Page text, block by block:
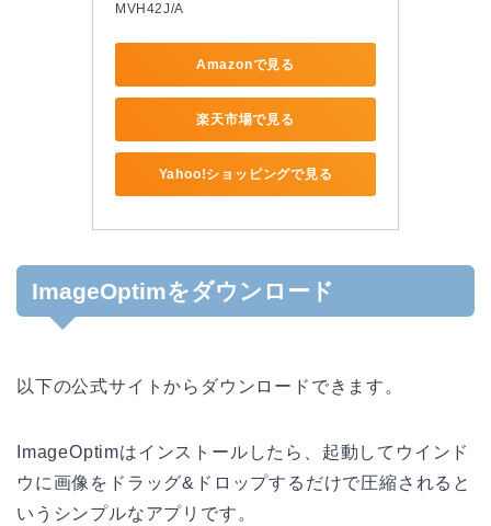
MVH42J/A
Amazonで見る
楽天市場で見る
Yahoo!ショッピングで見る
ImageOptimをダウンロード
以下の公式サイトからダウンロードできます。
ImageOptimはインストールしたら、起動してウインド
ウに画像をドラッグ&ドロップするだけで圧縮されると
いうシンプルなアプリです。